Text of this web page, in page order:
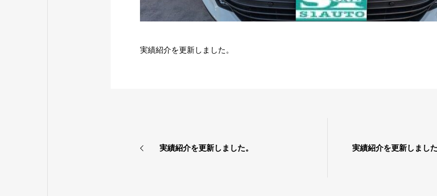
実績紹介を更新しました。
実績紹介を更新しました。 実績紹介を更新しまし